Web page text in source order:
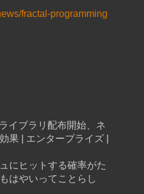
fractal-programming
イブラリ配布開始、ネ
果 | エンタープライズ |
にヒットする確率がた
はやいってことらし